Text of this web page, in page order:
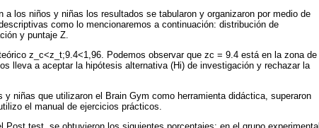
a los niños y niñas los resultados se tabularon y organizaron por medio de
como lo mencionaremos a continuación: distribución de
y puntaje Z.
z_c<z_t;9.4<1,96. Podemos observar que zc = 9.4 está en la zona de
lleva a aceptar la hipótesis alternativa (Hi) de investigación y rechazar la
niñas que utilizaron el Brain Gym como herramienta didáctica, superaron
el manual de ejercicios prácticos.